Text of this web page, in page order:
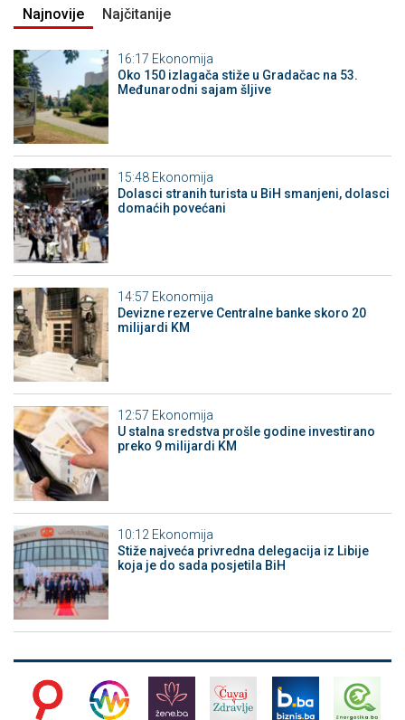
Najnovije Najčitanije
16:17 Ekonomija
Oko 150 izlagača stiže u Gradačac na 53.
Međunarodni sajam šljive
15:48 Ekonomija
Dolasci stranih turista u BiH smanjeni, dolasci
domaćih povećani
14:57 Ekonomija
Devizne rezerve Centralne banke skoro 20
milijardi KM
12:57 Ekonomija
U stalna sredstva prošle godine investirano
preko 9 milijardi KM
10:12 Ekonomija
Stiže najveća privredna delegacija iz Libije
koja je do sada posjetila BiH